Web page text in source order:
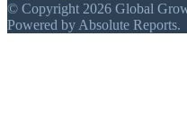
© Copyright 2026 Global
Powered by Absolute Reports.